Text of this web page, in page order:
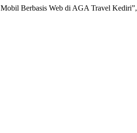
Berbasis Web di AGA Travel Kediri”,